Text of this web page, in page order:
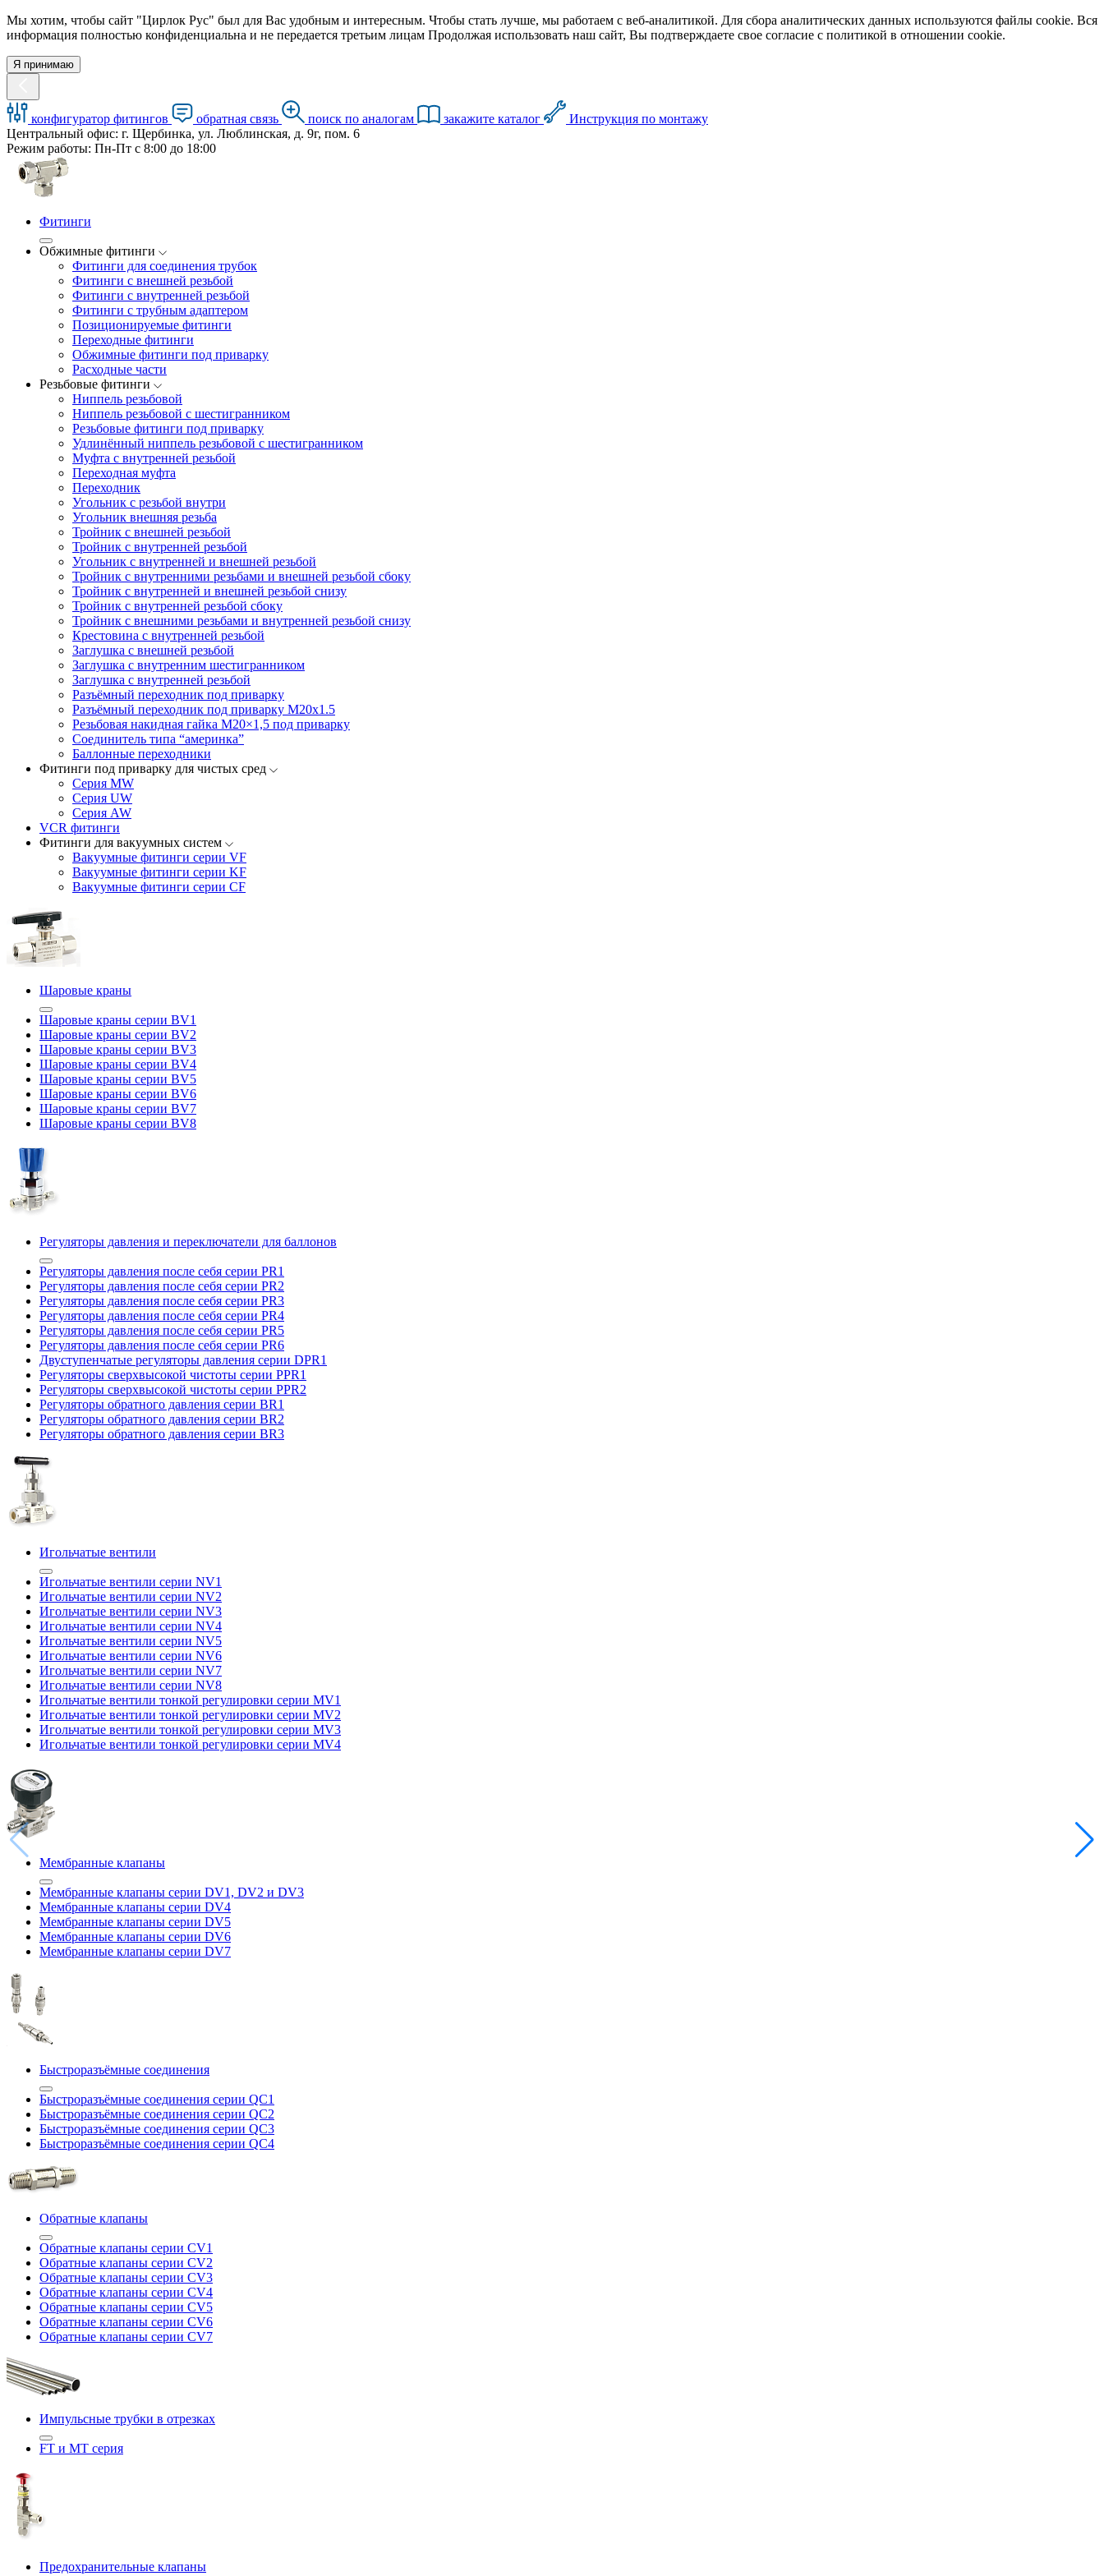
Мы хотим, чтобы сайт "Цирлок Рус" был для Вас удобным и интересным. Чтобы стать лучше, мы работаем с веб-аналитикой. Для сбора аналитических данных используются файлы cookie. Вся
информация полностью конфиденциальна и не передается третьим лицам Продолжая использовать наш сайт, Вы подтверждаете свое согласие с политикой в отношении cookie.
Я принимаю
конфигуратор фитингов обратная связь поиск по аналогам закажите каталог
Инструкция по монтажу
Центральный офис: г. Щербинка, ул. Люблинская, д. 9г, пом. 6
Режим работы: Пн-Пт с 8:00 до 18:00
Фитинги
Обжимные фитинги
Фитинги для соединения трубок
Фитинги с внешней резьбой
Фитинги с внутренней резьбой
Фитинги с трубным адаптером
Позиционируемые фитинги
Переходные фитинги
Обжимные фитинги под приварку
Расходные части
Резьбовые фитинги
Ниппель резьбовой
Ниппель резьбовой с шестигранником
Резьбовые фитинги под приварку
Удлинённый ниппель резьбовой с шестигранником
Муфта с внутренней резьбой
Переходная муфта
Переходник
Угольник с резьбой внутри
Угольник внешняя резьба
Тройник с внешней резьбой
Тройник с внутренней резьбой
Угольник с внутренней и внешней резьбой
Тройник с внутренними резьбами и внешней резьбой сбоку
Тройник с внутренней и внешней резьбой снизу
Тройник с внутренней резьбой сбоку
Тройник с внешними резьбами и внутренней резьбой снизу
Крестовина с внутренней резьбой
Заглушка с внешней резьбой
Заглушка с внутренним шестигранником
Заглушка с внутренней резьбой
Разъёмный переходник под приварку
Разъёмный переходник под приварку М20х1.5
Резьбовая накидная гайка M20×1,5 под приварку
Соединитель типа “америнка”
Баллонные переходники
Фитинги под приварку для чистых сред
Серия MW
Серия UW
Серия AW
VCR фитинги
Фитинги для вакуумных систем
Вакуумные фитинги серии VF
Вакуумные фитинги серии KF
Вакуумные фитинги серии CF
Шаровые краны
Шаровые краны серии BV1
Шаровые краны серии BV2
Шаровые краны серии BV3
Шаровые краны серии BV4
Шаровые краны серии BV5
Шаровые краны серии BV6
Шаровые краны серии BV7
Шаровые краны серии BV8
Регуляторы давления и переключатели для баллонов
Регуляторы давления после себя серии PR1
Регуляторы давления после себя серии PR2
Регуляторы давления после себя серии PR3
Регуляторы давления после себя серии PR4
Регуляторы давления после себя серии PR5
Регуляторы давления после себя серии PR6
Двуступенчатые регуляторы давления серии DPR1
Регуляторы сверхвысокой чистоты серии PPR1
Регуляторы сверхвысокой чистоты серии PPR2
Регуляторы обратного давления серии BR1
Регуляторы обратного давления серии BR2
Регуляторы обратного давления серии BR3
Игольчатые вентили
Игольчатые вентили серии NV1
Игольчатые вентили серии NV2
Игольчатые вентили серии NV3
Игольчатые вентили серии NV4
Игольчатые вентили серии NV5
Игольчатые вентили серии NV6
Игольчатые вентили серии NV7
Игольчатые вентили серии NV8
Игольчатые вентили тонкой регулировки серии MV1
Игольчатые вентили тонкой регулировки серии MV2
Игольчатые вентили тонкой регулировки серии MV3
Игольчатые вентили тонкой регулировки серии MV4
Мембранные клапаны
Мембранные клапаны серии DV1, DV2 и DV3
Мембранные клапаны серии DV4
Мембранные клапаны серии DV5
Мембранные клапаны серии DV6
Мембранные клапаны серии DV7
Быстроразъёмные соединения
Быстроразъёмные соединения серии QC1
Быстроразъёмные соединения серии QC2
Быстроразъёмные соединения серии QC3
Быстроразъёмные соединения серии QC4
Обратные клапаны
Обратные клапаны серии CV1
Обратные клапаны серии CV2
Обратные клапаны серии CV3
Обратные клапаны серии CV4
Обратные клапаны серии CV5
Обратные клапаны серии CV6
Обратные клапаны серии CV7
Импульсные трубки в отрезках
FT и MT серия
Предохранительные клапаны